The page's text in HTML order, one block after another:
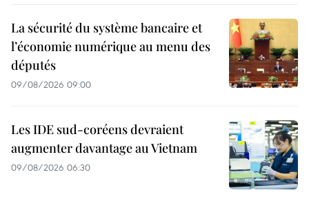
La sécurité du système bancaire et
l’économie numérique au menu des
députés
09/08/2026 09:00
Les IDE sud-coréens devraient
augmenter davantage au Vietnam
09/08/2026 06:30